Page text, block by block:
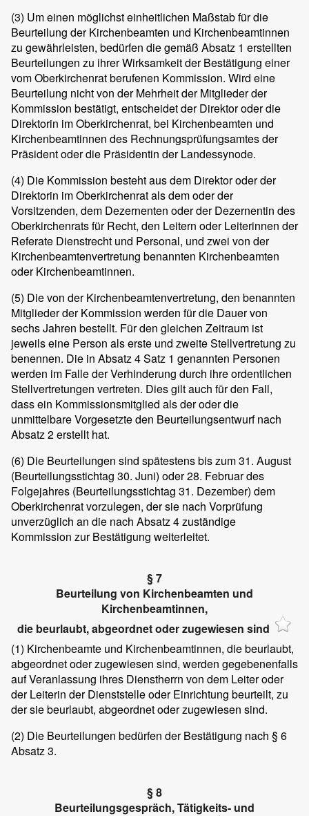
(3) Um einen möglichst einheitlichen Maßstab für die
Beurteilung der Kirchenbeamten und Kirchenbeamtinnen
zu gewährleisten, bedürfen die gemäß Absatz 1 erstellten
Beurteilungen zu ihrer Wirksamkeit der Bestätigung einer
vom Oberkirchenrat berufenen Kommission. Wird eine
Beurteilung nicht von der Mehrheit der Mitglieder der
Kommission bestätigt, entscheidet der Direktor oder die
Direktorin im Oberkirchenrat, bei Kirchenbeamten und
Kirchenbeamtinnen des Rechnungsprüfungsamtes der
Präsident oder die Präsidentin der Landessynode.
(4) Die Kommission besteht aus dem Direktor oder der
Direktorin im Oberkirchenrat als dem oder der
Vorsitzenden, dem Dezernenten oder der Dezernentin des
Oberkirchenrats für Recht, den Leitern oder Leiterinnen der
Referate Dienstrecht und Personal, und zwei von der
Kirchenbeamtenvertretung benannten Kirchenbeamten
oder Kirchenbeamtinnen.
(5) Die von der Kirchenbeamtenvertretung, den benannten
Mitglieder der Kommission werden für die Dauer von
sechs Jahren bestellt. Für den gleichen Zeitraum ist
jeweils eine Person als erste und zweite Stellvertretung zu
benennen. Die in Absatz 4 Satz 1 genannten Personen
werden im Falle der Verhinderung durch ihre ordentlichen
Stellvertretungen vertreten. Dies gilt auch für den Fall,
dass ein Kommissionsmitglied als der oder die
unmittelbare Vorgesetzte den Beurteilungsentwurf nach
Absatz 2 erstellt hat.
(6) Die Beurteilungen sind spätestens bis zum 31. August
(Beurteilungsstichtag 30. Juni) oder 28. Februar des
Folgejahres (Beurteilungsstichtag 31. Dezember) dem
Oberkirchenrat vorzulegen, der sie nach Vorprüfung
unverzüglich an die nach Absatz 4 zuständige
Kommission zur Bestätigung weiterleitet.
§ 7
Beurteilung von Kirchenbeamten und
Kirchenbeamtinnen,
die beurlaubt, abgeordnet oder zugewiesen sind
(1) Kirchenbeamte und Kirchenbeamtinnen, die beurlaubt,
abgeordnet oder zugewiesen sind, werden gegebenenfalls
auf Veranlassung ihres Dienstherrn von dem Leiter oder
der Leiterin der Dienststelle oder Einrichtung beurteilt, zu
der sie beurlaubt, abgeordnet oder zugewiesen sind.
(2) Die Beurteilungen bedürfen der Bestätigung nach § 6
Absatz 3.
§ 8
Beurteilungsgespräch, Tätigkeits- und